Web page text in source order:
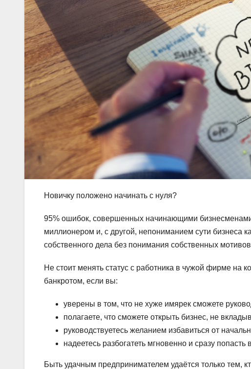
Новичку положено начинать с нуля?
95% ошибок, совершенных начинающими
миллионером и, с другой, непониманием сути бизнеса
собственного дела без понимания собственных
Не стоит менять статус с работника в чужой фирме на
банкротом, если вы:
уверены в том, что не хуже имярек сможете
полагаете, что сможете открыть бизнес, не
руководствуетесь желанием избавиться от
надеетесь разбогатеть мгновенно и сразу попасть
Быть удачным предпринимателем удаётся только тем,